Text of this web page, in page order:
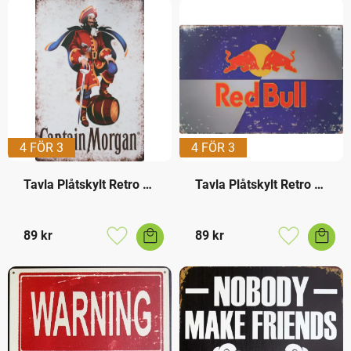
4 FÖR 3
Tavla Plåtskylt Retro
89 kr
Lägg till i favoriter
4 FÖR 3
Tavla Plåtskylt Retro
89 kr
Lägg till i